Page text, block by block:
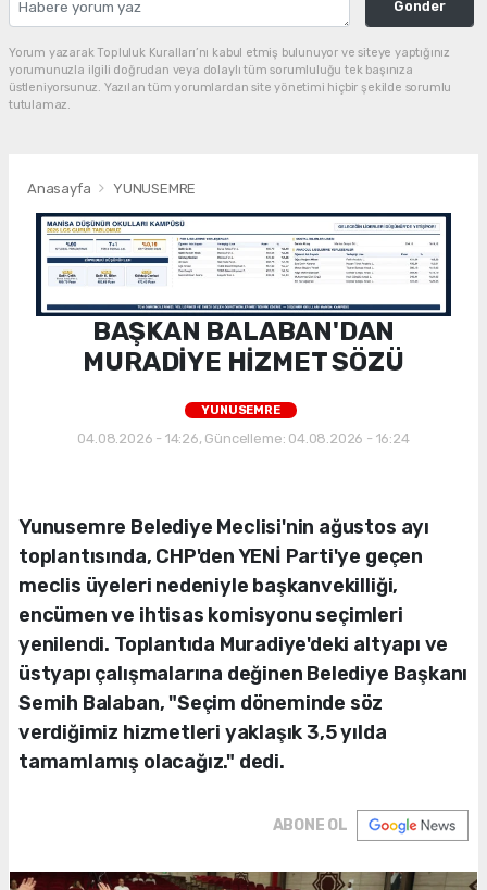
Gonder
Yorum yazarak Topluluk Kuralları’nı kabul etmiş bulunuyor ve siteye yaptığınız
yorumunuzla ilgili doğrudan veya dolaylı tüm sorumluluğu tek başınıza
üstleniyorsunuz. Yazılan tüm yorumlardan site yönetimi hiçbir şekilde sorumlu
tutulamaz.
Anasayfa YUNUSEMRE
BAŞKAN BALABAN'DAN
MURADİYE HİZMET SÖZÜ
YUNUSEMRE
04.08.2026 - 14:26, Güncelleme: 04.08.2026 - 16:24
Yunusemre Belediye Meclisi'nin ağustos ayı
toplantısında, CHP'den YENİ Parti'ye geçen
meclis üyeleri nedeniyle başkanvekilliği,
encümen ve ihtisas komisyonu seçimleri
yenilendi. Toplantıda Muradiye'deki altyapı ve
üstyapı çalışmalarına değinen Belediye Başkanı
Semih Balaban, "Seçim döneminde söz
verdiğimiz hizmetleri yaklaşık 3,5 yılda
tamamlamış olacağız." dedi.
ABONE OL